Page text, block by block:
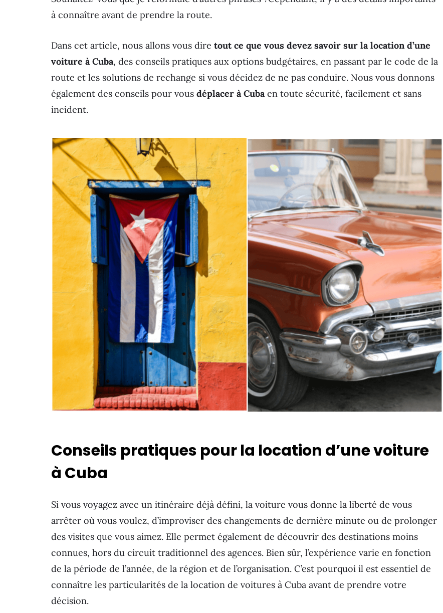
à connaître avant de prendre la route.
Dans cet article, nous allons vous dire tout ce que vous devez savoir sur la location d’une
voiture à Cuba, des conseils pratiques aux options budgétaires, en passant par le code de la
route et les solutions de rechange si vous décidez de ne pas conduire. Nous vous donnons
également des conseils pour vous déplacer à Cubaen toute sécurité, facilement et sans
incident.
Conseils pratiques pour la location d’une voiture
à Cuba
Si vous voyagez avec un itinéraire déjà défini, la voiture vous donne la liberté de vous
arrêter où vous voulez, d’improviser des changements de dernière minute ou de prolonger
des visites que vous aimez. Elle permet également de découvrir des destinations moins
connues, hors du circuit traditionnel des agences. Bien sûr, l’expérience varie en fonction
de la période de l’année, de la région et de l’organisation. C’est pourquoi il est essentiel de
connaître les particularités de la location de voitures à Cuba avant de prendre votre
décision.